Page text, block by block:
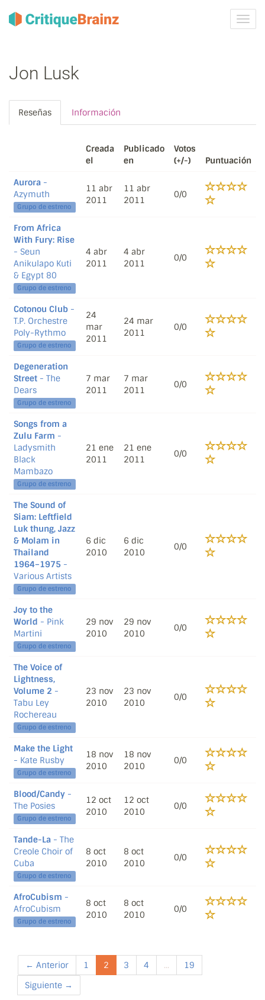
la
Jon Lusk
Reseñas Información
Creada
el
Publicado
en
Votos
(+/-)
Puntuación
Aurora -
Azymuth
Grupo de estreno
11 abr
2011
11 abr
2011
0/0
From Africa
With Fury: Rise
- Seun
Anikulapo Kuti
& Egypt 80
Grupo de estreno
4 abr
2011
4 abr
2011
0/0
Cotonou Club -
T.P. Orchestre
Poly-Rythmo
Grupo de estreno
24
mar
2011
24 mar
2011
0/0
Degeneration
Street - The
Dears
Grupo de estreno
7 mar
2011
7 mar
2011
0/0
Songs from a
Zulu Farm -
Ladysmith
Black
Mambazo
Grupo de estreno
21 ene
2011
21 ene
2011
0/0
The Sound of
Siam: Leftfield
Luk thung, Jazz
& Molam in
Thailand
1964–1975 -
Various Artists
Grupo de estreno
6 dic
2010
6 dic
2010
0/0
Joy to the
World - Pink
Martini
Grupo de estreno
29 nov
2010
29 nov
2010
0/0
The Voice of
Lightness,
Volume 2 -
Tabu Ley
Rochereau
Grupo de estreno
23 nov
2010
23 nov
2010
0/0
Make the Light
- Kate Rusby
Grupo de estreno
18 nov
2010
18 nov
2010
0/0
Blood/Candy -
The Posies
Grupo de estreno
12 oct
2010
12 oct
2010
0/0
Tande-La - The
Creole Choir of
Cuba
Grupo de estreno
8 oct
2010
8 oct
2010
0/0
AfroCubism -
AfroCubism
Grupo de estreno
8 oct
2010
8 oct
2010
0/0
← Anterior 1 2 3 4 ...
19
Siguiente →